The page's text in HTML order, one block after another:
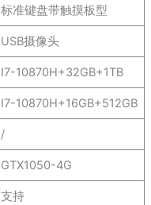
标准键盘带触摸板型
USB摄像头
I7-10870H+32GB+1TB
I7-10870H+16GB+512GB
/
GTX1050-4G
支持